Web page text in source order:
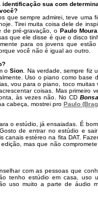
identificação sua com
que sempre admirei, teve uma
Tirei muita coisa dele de
de pré-gravação, o Paulo Moura
que ele disse é que o disco
para os jovens que
você não é igual ao outro.
oSion . Na verdade, sempre fiz
Uso o piano como base
vou para o piano, toco muitas
coisas. Mas primeiro
às vezes não. No CD
cabeça, mostrei pro Paulo
o estúdio, já ensaiadas. É
de entrar no estúdio e
canais estéreo na fita DAT.
mas que não
com as pessoas que
tenho estúdio em casa, uso
uso muito a parte de áudio